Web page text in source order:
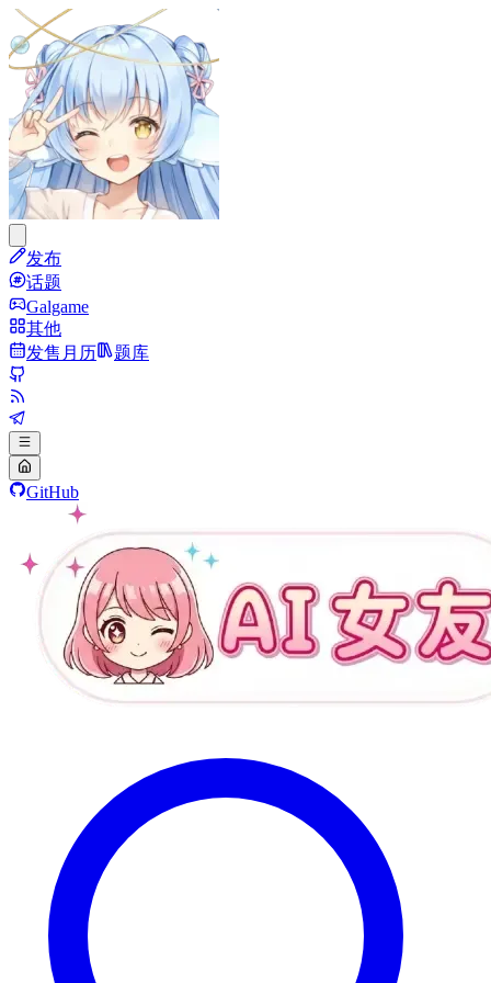
发布
话题
Galgame
其他
发售月历
题库
GitHub